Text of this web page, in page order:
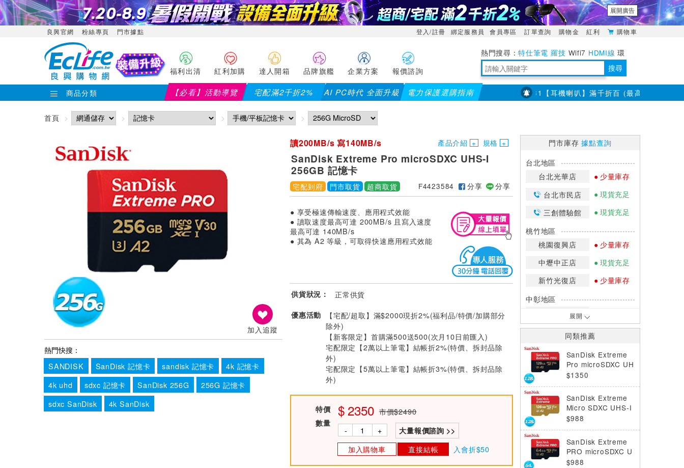
展開廣告
良興官網 粉絲專頁 門市據點 登入/註冊 綁定服務員 會員專區 訂單查詢 購物金 紅利 購物車
福利出清 紅利加購 達人開箱 品牌旗艦 企業方案 報價諮詢
特仕筆電 羅技 Wifi7 HDMI線 環
境量測 明緯POWER 搜尋
商品分類 【必看】活動導覽 宅配滿2千折2% AI PC時代 全面升級 電力保護選購指南
【PX大通】全館滿千折百(部分品項不適用，滿2千折200...) 儀錶指定款單筆滿8000折200 (最高可折$400 7/23~8/31【耳機喇叭】滿千折百 (最高折3百) 部分品
首頁
加入追蹤
熱門快搜：
SANDISK
SanDisk 記憶卡 sandisk 記憶卡
4k 記憶卡
4k uhd
sdxc 記憶卡 SanDisk 256G
256G 記憶卡
sdxc SanDisk
4k SanDisk
讀200MB/s 寫140MB/s 產品介紹 規格
SanDisk Extreme Pro microSDXC UHS-I
256GB 記憶卡
宅配到府 門市取貨 超商取貨 F4423584 分享 分享
● 享受極速傳輸速度、應用程式效能
● 讀取速度最高可達 200MB/s 且寫入速度
最高可達 140MB/s
● 其為 A2 等級，可取得快速應用程式效能
供貨狀況： 正常供貨
優惠活動
【宅配/超取】滿$2000現折2%(福利品/特價/加購部分
除外)
【新客限定】首購滿500送500(次月10日前匯入)
宅配限定【2萬以上筆電】結帳折2%(特價、拆封品除
外)
宅配限定【5萬以上筆電】結帳折3%(特價、拆封品除
外)
特價 2350 市價$2490
數量
- + 大量報價諮詢 >>
加入購物車 直接結帳 入會折$50
門市庫存據點查詢
台北地區
台北光華店
少量庫存
台北市民店
現貨充足
三創體驗館
現貨充足
桃竹地區
桃園復興店
少量庫存
中壢中正店
現貨充足
新竹光復店
少量庫存
中彰地區
台中英才店
嘉南地區
高雄中華店
高雄鳳山店
少量庫存
*庫存數量：網路訂購(0)、少量庫存
(1~2)、現貨充足(3以上)。
*門市庫存以店內實際數量為準，可使
用專人服務或撥打門市電話洽詢。
展開
同類推薦
SanDisk Extreme
Pro microSDXC UH
S-I 128GB 記憶卡
$1350
SanDisk Extreme
Micro SDXC UHS-I
U3/V30 128GB 記
$988
SanDisk Extreme
PRO microSDXC U
HS-I 64GB 記憶卡
$988